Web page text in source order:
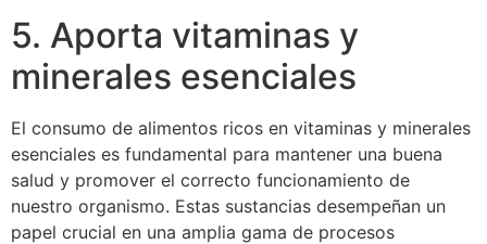
5. Aporta vitaminas y
minerales esenciales
El consumo de alimentos ricos en vitaminas y minerales
esenciales es fundamental para mantener una buena
salud y promover el correcto funcionamiento de
nuestro organismo. Estas sustancias desempeñan un
papel crucial en una amplia gama de procesos